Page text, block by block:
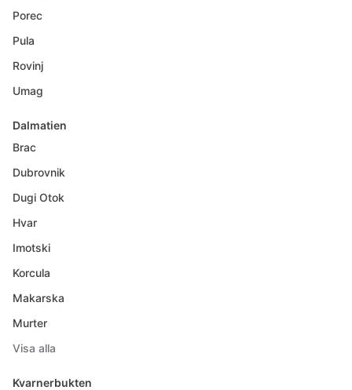
Porec
Pula
Rovinj
Umag
Dalmatien
Brac
Dubrovnik
Dugi Otok
Hvar
Imotski
Korcula
Makarska
Murter
Visa alla
Kvarnerbukten